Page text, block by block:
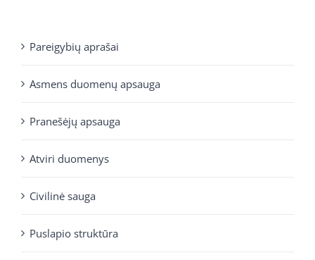
Pareigybių aprašai
Asmens duomenų apsauga
Pranešėjų apsauga
Atviri duomenys
Civilinė sauga
Puslapio struktūra